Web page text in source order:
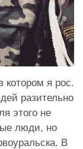
котором я рос.
разительно
этого не
люди, но
В